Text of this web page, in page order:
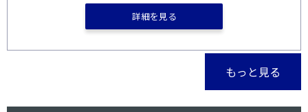
詳細を見る
もっと見る